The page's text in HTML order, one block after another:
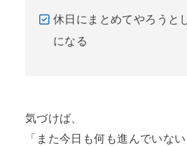
休日にまとめてやろうと
になる
気づけば、
「また今日も何も進んでいない